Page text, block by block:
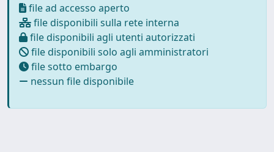
file ad accesso aperto
file disponibili sulla rete interna
file disponibili agli utenti autorizzati
file disponibili solo agli amministratori
file sotto embargo
nessun file disponibile